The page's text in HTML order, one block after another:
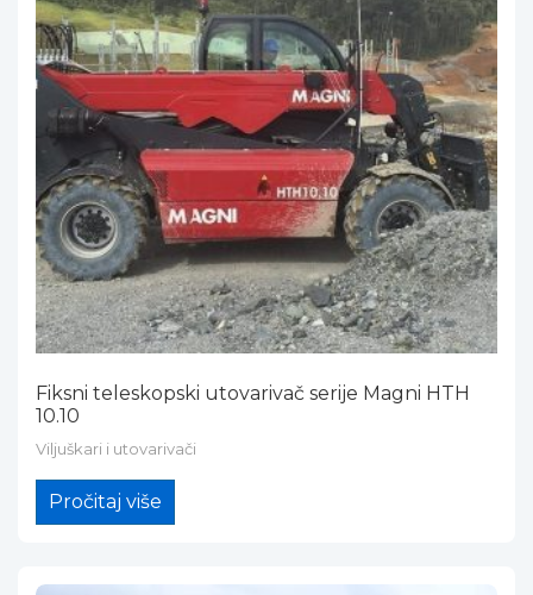
Fiksni teleskopski utovarivač serije Magni HTH
10.10
Viljuškari i utovarivači
Pročitaj više